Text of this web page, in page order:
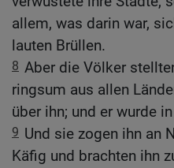
allem, was darin war,
lauten Brüllen.
8 Aber die Völker
ringsum aus allen
über ihn; und er wurde
9 Und sie zogen ihn an
Käfig und brachten ihn